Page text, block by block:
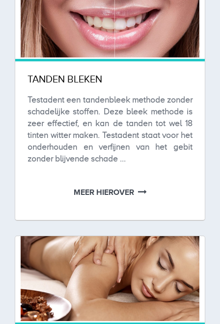
TANDEN BLEKEN
Testadent een tandenbleek methode zonder
schadelijke stoffen. Deze bleek methode is
zeer effectief, en kan de tanden tot wel 18
tinten witter maken. Testadent staat voor het
onderhouden en verfijnen van het gebit
zonder blijvende schade ...
MEER HIEROVER